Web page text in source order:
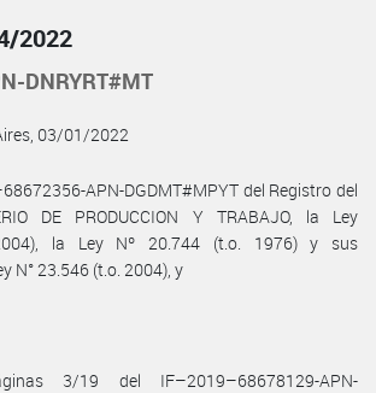
2022
DNRYRT#MT
03/01/2022
APN-DGDMT#MPYT del Registro del
DE PRODUCCION Y TRABAJO, la Ley
la Ley Nº 20.744 (t.o. 1976) y sus
N° 23.546 (t.o. 2004), y
3/19 del IF–2019–68678129-APN-